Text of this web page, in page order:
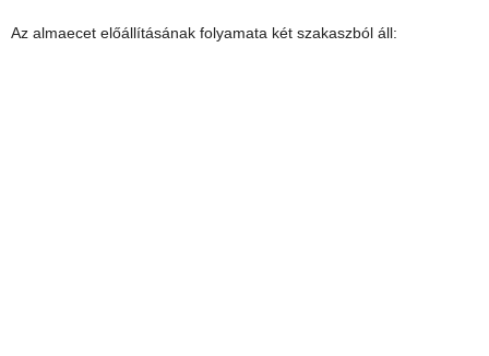
Az almaecet előállításának folyamata két szakaszból áll: